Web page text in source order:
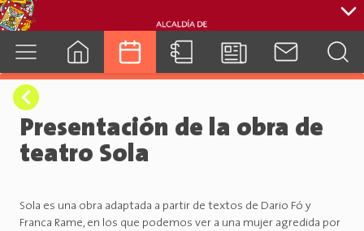
Presentación de la obra de
teatro Sola
Sola es una obra adaptada a partir de textos de Dario Fó y
Franca Rame, en los que podemos ver a una mujer agredida por